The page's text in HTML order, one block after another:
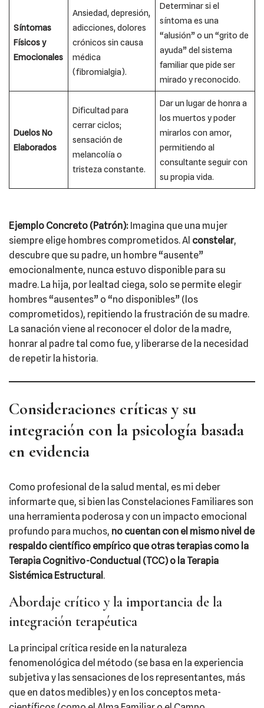
Síntomas
Físicos y
Emocionales
Ansiedad, depresión,
adicciones, dolores
crónicos sin causa
médica
(fibromialgia).
Determinar si el
síntoma es una
“alusión” o un “grito de
ayuda” del sistema
familiar que pide ser
mirado y reconocido.
Duelos No
Elaborados
Dificultad para
cerrar ciclos;
sensación de
melancolía o
tristeza constante.
Dar un lugar de honra a
los muertos y poder
mirarlos con amor,
permitiendo al
consultante seguir con
su propia vida.
Ejemplo Concreto (Patrón): Imagina que una mujer
siempre elige hombres comprometidos. Al constelar,
descubre que su padre, un hombre “ausente”
emocionalmente, nunca estuvo disponible para su
madre. La hija, por lealtad ciega, solo se permite elegir
hombres “ausentes” o “no disponibles” (los
comprometidos), repitiendo la frustración de su madre.
La sanación viene al reconocer el dolor de la madre,
honrar al padre tal como fue, y liberarse de la necesidad
de repetir la historia.
Consideraciones críticas y su
integración con la psicología basada
en evidencia
Como profesional de la salud mental, es mi deber
informarte que, si bien las Constelaciones Familiares son
una herramienta poderosa y con un impacto emocional
profundo para muchos, no cuentan con el mismo nivel de
respaldo científico empírico que otras terapias como la
Terapia Cognitivo-Conductual (TCC) o la Terapia
Sistémica Estructural .
Abordaje crítico y la importancia de la
integración terapéutica
La principal crítica reside en la naturaleza
fenomenológica del método (se basa en la experiencia
subjetiva y las sensaciones de los representantes, más
que en datos medibles) y en los conceptos meta-